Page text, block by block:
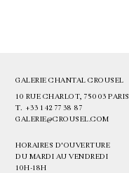
GALERIE CHANTAL CROUSEL
10 RUE CHARLOT, 75003 PARIS
T. +33 1 42 77 38 87
GALERIE@CROUSEL.COM
HORAIRES D'OUVERTURE
DU MARDI AU VENDREDI
10H-18H